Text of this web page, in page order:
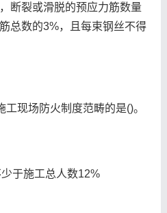
断裂或滑脱的预应力筋数量
总数的3%，且每束钢丝不得
现场防火制度范畴的是()。
于施工总人数12%